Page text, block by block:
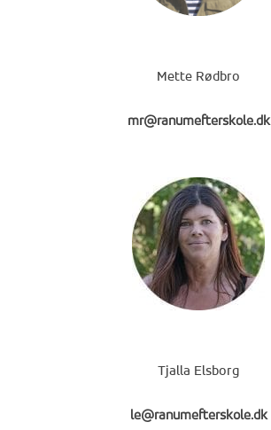
Mette Rødbro
mr@ranumefterskole.dk
Tjalla Elsborg
le@ranumefterskole.dk